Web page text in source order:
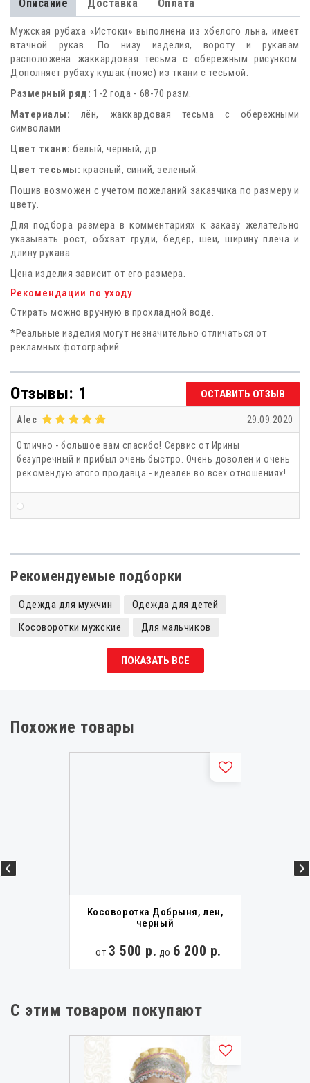
Описание Доставка Оплата
Мужская рубаха «Истоки» выполнена из хбелого льна, имеет
втачной рукав. По низу изделия, вороту и рукавам
расположена жаккардовая тесьма с обережным рисунком.
Дополняет рубаху кушак (пояс) из ткани с тесьмой.
Размерный ряд: 1-2 года - 68-70 разм.
Материалы: лён, жаккардовая тесьма с обережными
символами
Цвет ткани: белый, черный, др.
Цвет тесьмы: красный, синий, зеленый.
Пошив возможен с учетом пожеланий заказчика по размеру и
цвету.
Для подбора размера в комментариях к заказу желательно
указывать рост, обхват груди, бедер, шеи, ширину плеча и
длину рукава.
Цена изделия зависит от его размера.
Рекомендации по уходу
Стирать можно вручную в прохладной воде.
*Реальные изделия могут незначительно отличаться от
рекламных фотографий
Отзывы: 1 ОСТАВИТЬ ОТЗЫВ
Alec 29.09.2020
Отлично - большое вам спасибо! Сервис от Ирины
безупречный и прибыл очень быстро. Очень доволен и очень
рекомендую этого продавца - идеален во всех отношениях!
Рекомендуемые подборки
Одежда для мужчин
Одежда для детей
Косоворотки мужские
Для мальчиков
Косоворотки для мальчиков
Истоки
Детские косоворотки
Косоворотки для девочек
Современная славянская одежда
ПОКАЗАТЬ ВСЕ
Похожие товары
Косоворотка Добрыня, лен,
черный
от 3 500 р. до 6 200 р.
С этим товаром покупают